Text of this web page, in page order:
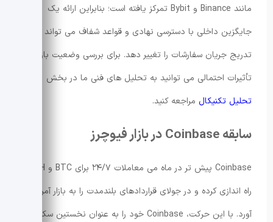
مانند Binance و Bybit تمرکز یافته است؛ بنابراین ارائه یک
جایگزین داخلی با دسترسی نهادی و قواعد شفاف می تواند به
تدریج جریان سفارشات را تغییر دهد. برای بررسی وضعیت بازار و
تأثیرات احتمالی می توانید به تحلیل های فنی ما در بخش
تحلیل تکنیکال مراجعه کنید.
سابقه Coinbase در بازار فیوچرز
راه اندازی کرده و در جولای قراردادهای بلندمدت را به بازار آمریکا
آورد. با این حرکت، Coinbase خود را به عنوان نخستین سکوی